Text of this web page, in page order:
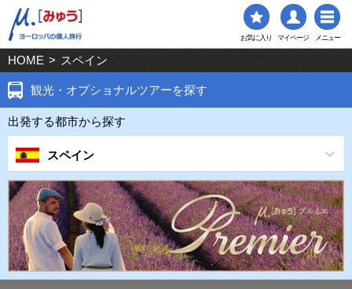
お気に入り マイページ メニュー
HOME > スペイン
観光・オプショナルツアーを探す
出発する都市から探す
スペイン